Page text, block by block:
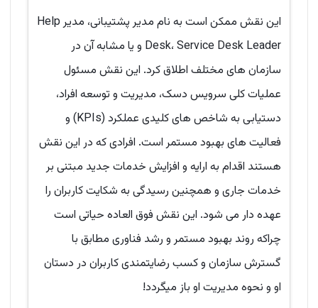
این نقش ممکن است به نام مدیر پشتیبانی، مدیر Help
Desk، Service Desk Leader و یا مشابه آن در
سازمان های مختلف اطلاق کرد. این نقش مسئول
عملیات کلی سرویس دسک، مدیریت و توسعه افراد،
دستیابی به شاخص های کلیدی عملکرد (KPIs) و
فعالیت های بهبود مستمر است. افرادی که در این نقش
هستند اقدام به ارایه و افزایش خدمات جدید مبتنی بر
خدمات جاری و همچنین رسیدگی به شکایت کاربران را
عهده دار می شود. این نقش فوق العاده حیاتی است
چراکه روند بهبود مستمر و رشد فناوری مطابق با
گسترش سازمان و کسب رضایتمندی کاربران در دستان
او و نحوه مدیریت او باز میگردد!